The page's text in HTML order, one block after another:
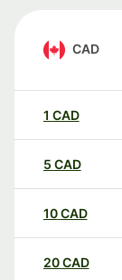
CAD
1 CAD
5 CAD
10CAD
20CAD